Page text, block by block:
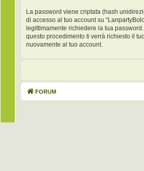
La password viene criptata (hash
di accesso al tuo account su
legittimamente richiedere la tua
questo procedimento ti verrà richiesto il
nuovamente al tuo account.
FORUM